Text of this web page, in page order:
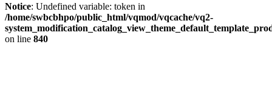
Notice: Undefined variable: token in
/home/swbcbhpo/public_html/vqmod/vqcache/vq2-
on line 840